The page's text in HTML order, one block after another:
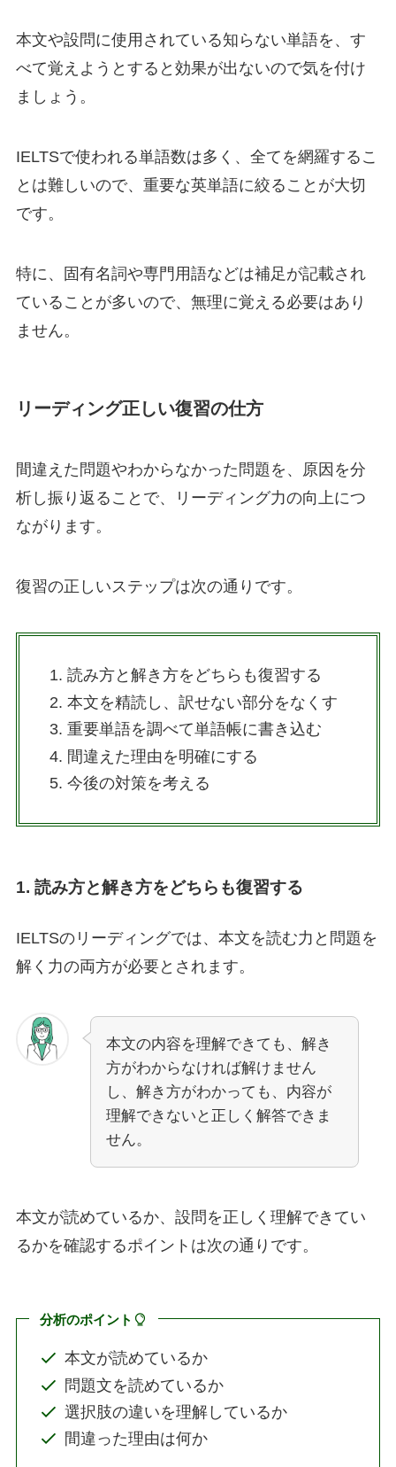
本文や設問に使用されている知らない単語を、す
べて覚えようとすると効果が出ないので気を付け
ましょう。
IELTSで使われる単語数は多く、全てを網羅するこ
とは難しいので、重要な英単語に絞ることが大切
です。
特に、固有名詞や専門用語などは補足が記載され
ていることが多いので、無理に覚える必要はあり
ません。
リーディング正しい復習の仕方
間違えた問題やわからなかった問題を、原因を分
析し振り返ることで、リーディング力の向上につ
ながります。
復習の正しいステップは次の通りです。
読み方と解き方をどちらも復習する
本文を精読し、訳せない部分をなくす
重要単語を調べて単語帳に書き込む
間違えた理由を明確にする
今後の対策を考える
1. 読み方と解き方をどちらも復習する
IELTSのリーディングでは、本文を読む力と問題を
解く力の両方が必要とされます。
本文の内容を理解できても、解き
方がわからなければ解けません
し、解き方がわかっても、内容が
理解できないと正しく解答できま
せん。
本文が読めているか、設問を正しく理解できてい
るかを確認するポイントは次の通りです。
分析のポイント
本文が読めているか
問題文を読めているか
選択肢の違いを理解しているか
間違った理由は何か